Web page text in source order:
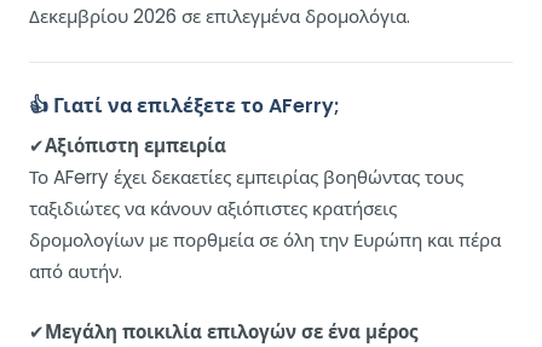
Δεκεμβρίου 2026 σε επιλεγμένα δρομολόγια.
👍 Γιατί να επιλέξετε το AFerry;
✔Αξιόπιστη εμπειρία
Το AFerry έχει δεκαετίες εμπειρίας βοηθώντας τους
ταξιδιώτες να κάνουν αξιόπιστες κρατήσεις
δρομολογίων με πορθμεία σε όλη την Ευρώπη και πέρα
από αυτήν.
✔Μεγάλη ποικιλία επιλογών σε ένα μέρος